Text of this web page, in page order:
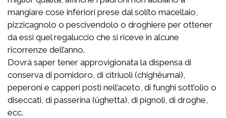
mangiare cose inferiori prese dal solito macellaio,
pizzicagnolo o pescivendolo o droghiere per ottener
da essi quel regaluccio che si riceve in alcune
ricorrenze dell’anno.
Dovrà saper tener approvigionata la dispensa di
conserva di pomidoro, di citriuoli (chighêumai),
peperoni e capperi posti nell’aceto, di funghi sott’olio o
diseccati, di passerina (ûghetta), di pignoli, di droghe,
ecc.